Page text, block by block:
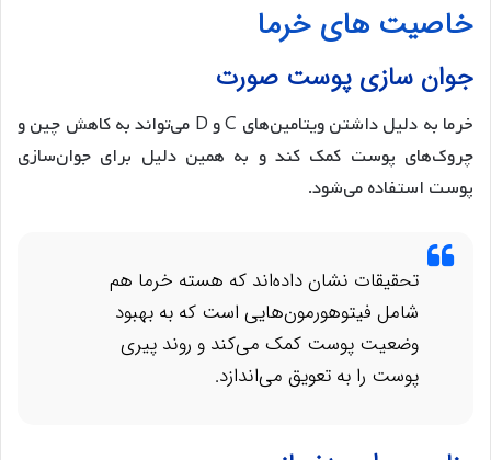
خاصیت های خرما
جوان سازی پوست صورت
خرما به دلیل داشتن ویتامین‌های C و D می‌تواند به کاهش چین و
چروک‌های پوست کمک کند و به همین دلیل برای جوان‌سازی
پوست استفاده می‌شود.
تحقیقات نشان داده‌اند که هسته خرما هم
شامل فیتوهورمون‌هایی است که به بهبود
وضعیت پوست کمک می‌کند و روند پیری
پوست را به تعویق می‌اندازد.